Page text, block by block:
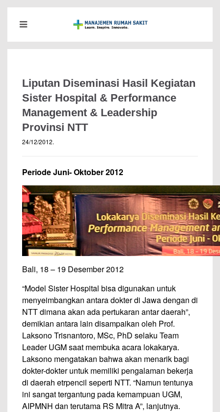
Liputan Diseminasi Hasil Kegiatan
Sister Hospital & Performance
Management & Leadership
Provinsi NTT
24/12/2012.
Periode Juni- Oktober 2012
Bali, 18 – 19 Desember 2012
“Model Sister Hospital bisa digunakan untuk
menyeimbangkan antara dokter di Jawa dengan di
NTT dimana akan ada pertukaran antar daerah”,
demikian antara lain disampaikan oleh Prof.
Laksono Trisnantoro, MSc, PhD selaku Team
Leader UGM saat membuka acara lokakarya.
Laksono mengatakan bahwa akan menarik bagi
dokter-dokter untuk memiliki pengalaman bekerja
di daerah etrpencil seperti NTT. “Namun tentunya
ini sangat tergantung pada kemampuan UGM,
AIPMNH dan terutama RS Mitra A”, lanjutnya.